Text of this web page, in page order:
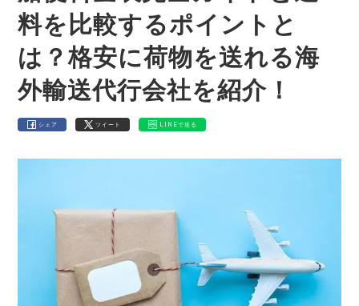
料を比較するポイントと
は？格安に荷物を送れる海
外輸送代行会社を紹介！
シェア ツイート LINEで送る